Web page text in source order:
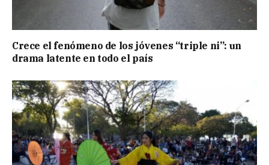
Crece el fenómeno de los jóvenes “triple ni”: un
drama latente en todo el país